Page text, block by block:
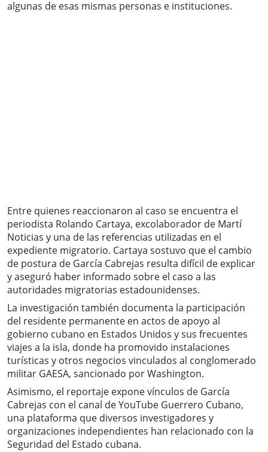
algunas de esas mismas personas e instituciones.
Entre quienes reaccionaron al caso se encuentra el
periodista Rolando Cartaya, excolaborador de Martí
Noticias y una de las referencias utilizadas en el
expediente migratorio. Cartaya sostuvo que el cambio
de postura de García Cabrejas resulta difícil de explicar
y aseguró haber informado sobre el caso a las
autoridades migratorias estadounidenses.
La investigación también documenta la participación
del residente permanente en actos de apoyo al
gobierno cubano en Estados Unidos y sus frecuentes
viajes a la isla, donde ha promovido instalaciones
turísticas y otros negocios vinculados al conglomerado
militar GAESA, sancionado por Washington.
Asimismo, el reportaje expone vínculos de García
Cabrejas con el canal de YouTube Guerrero Cubano,
una plataforma que diversos investigadores y
organizaciones independientes han relacionado con la
Seguridad del Estado cubana.